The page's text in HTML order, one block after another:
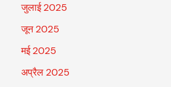
जुलाई 2025
जून 2025
मई 2025
अप्रैल 2025